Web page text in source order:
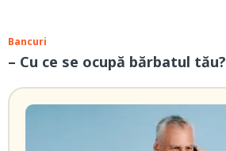
Bancuri
– Cu ce se ocupă bărbatul tău?